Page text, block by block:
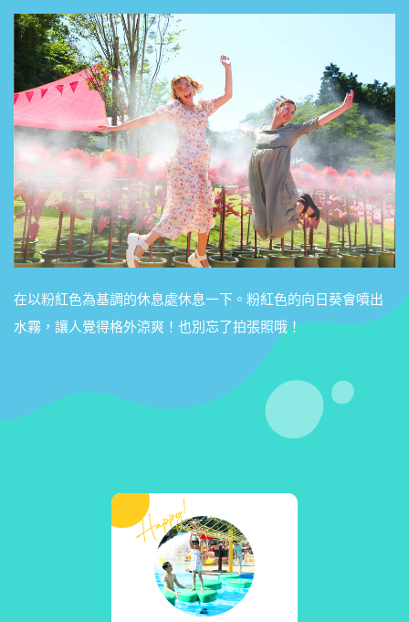
在以粉紅色為基調的休息處休息一下。粉紅色的向日葵會噴出
水霧，讓人覺得格外涼爽！也別忘了拍張照哦！